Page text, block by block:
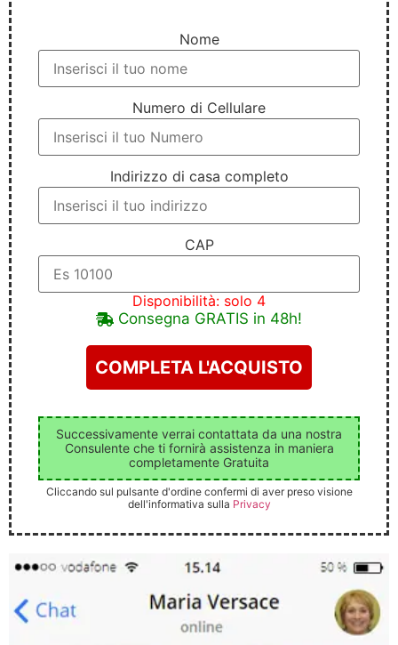
Nome
Numero di Cellulare
Indirizzo di casa completo
CAP
Disponibilità: solo 4
Consegna GRATIS in 48h!
Successivamente verrai contattata da una nostra
Consulente che ti fornirà assistenza in maniera
completamente Gratuita
Cliccando sul pulsante d'ordine confermi di aver preso visione
dell'informativa sulla Privacy